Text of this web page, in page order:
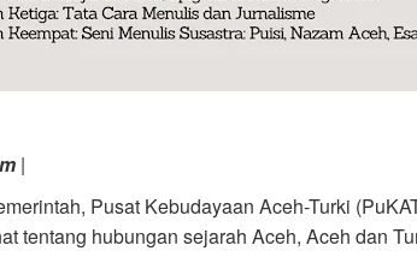
|
Pusat Kebudayaan Aceh-Turki
tentang hubungan sejarah Aceh, Aceh dan